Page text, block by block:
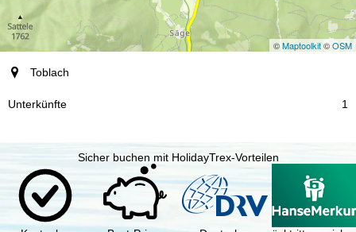
©Maptoolkit©OSM
Ort
Unterkünfte
Toblach
1
Sicher buchen mit HolidayTrex-Vorteilen